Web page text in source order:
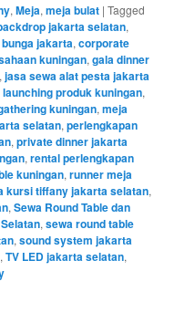
,Meja,meja bulat |Tagged
jakarta selatan,
jakarta,corporate
kuningan,gala dinner
,jasa sewa alat pesta jakarta
launching produk kuningan,
kuningan,meja
selatan,perlengkapan
,private dinner jakarta
,rental perlengkapan
kuningan,runner meja
kursi tiffany jakarta selatan,
,Sewa Round Table dan
,sewa round table
,sound system jakarta
,TV LED jakarta selatan,